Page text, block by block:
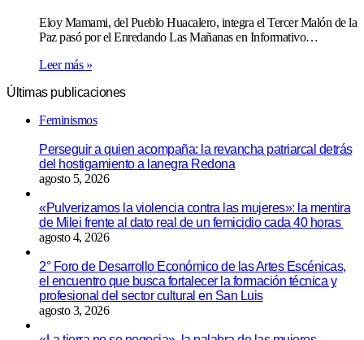
Eloy Mamami, del Pueblo Huacalero, integra el Tercer Malón de la
Paz pasó por el Enredando Las Mañanas en Informativo…
Leer más »
Últimas publicaciones
Feminismos
Perseguir a quien acompaña: la revancha patriarcal detrás
del hostigamiento a lanegra Redona
agosto 5, 2026
«Pulverizamos la violencia contra las mujeres»: la mentira
de Milei frente al dato real de un femicidio cada 40 horas
agosto 4, 2026
2° Foro de Desarrollo Económico de las Artes Escénicas,
el encuentro que busca fortalecer la formación técnica y
profesional del sector cultural en San Luis
agosto 3, 2026